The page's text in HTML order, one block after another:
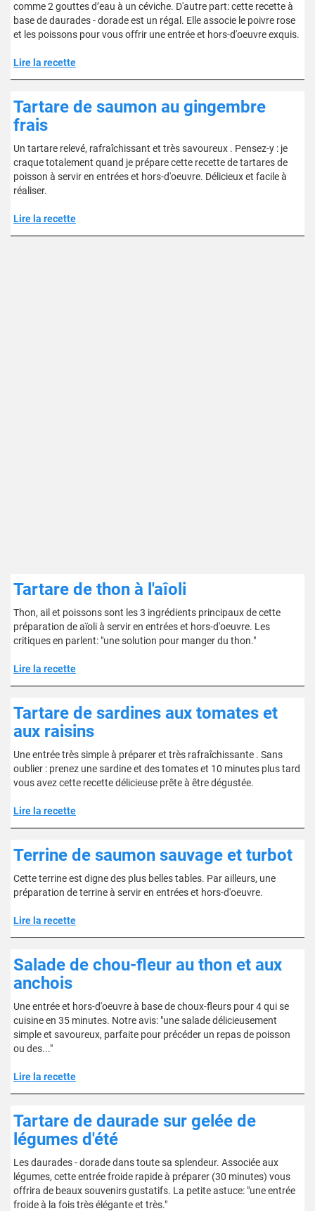
comme 2 gouttes d’eau à un céviche. D'autre part: cette recette à
base de daurades - dorade est un régal. Elle associe le poivre rose
et les poissons pour vous offrir une entrée et hors-d'oeuvre exquis.
Lire la recette
Tartare de saumon au gingembre
frais
Un tartare relevé, rafraîchissant et très savoureux . Pensez-y : je
craque totalement quand je prépare cette recette de tartares de
poisson à servir en entrées et hors-d'oeuvre. Délicieux et facile à
réaliser.
Lire la recette
Tartare de thon à l'aîoli
Thon, ail et poissons sont les 3 ingrédients principaux de cette
préparation de aïoli à servir en entrées et hors-d'oeuvre. Les
critiques en parlent: "une solution pour manger du thon."
Lire la recette
Tartare de sardines aux tomates et
aux raisins
Une entrée très simple à préparer et très rafraîchissante . Sans
oublier : prenez une sardine et des tomates et 10 minutes plus tard
vous avez cette recette délicieuse prête à être dégustée.
Lire la recette
Terrine de saumon sauvage et turbot
Cette terrine est digne des plus belles tables. Par ailleurs, une
préparation de terrine à servir en entrées et hors-d'oeuvre.
Lire la recette
Salade de chou-fleur au thon et aux
anchois
Une entrée et hors-d'oeuvre à base de choux-fleurs pour 4 qui se
cuisine en 35 minutes. Notre avis: "une salade délicieusement
simple et savoureux, parfaite pour précéder un repas de poisson
ou des..."
Lire la recette
Tartare de daurade sur gelée de
légumes d'été
Les daurades - dorade dans toute sa splendeur. Associée aux
légumes, cette entrée froide rapide à préparer (30 minutes) vous
offrira de beaux souvenirs gustatifs. La petite astuce: "une entrée
froide à la fois très élégante et très."